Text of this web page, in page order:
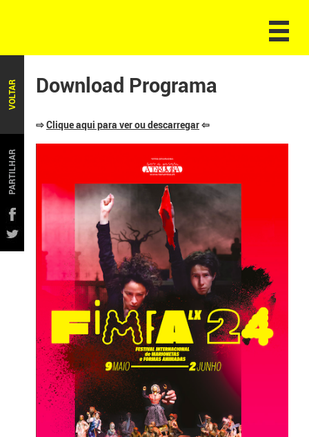
VOLTAR
PARTILHAR
Download Programa
⇨Clique aqui para ver ou descarregar⇦